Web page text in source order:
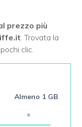
prezzo più
. Trovata la
clic.
Almeno 1 GB